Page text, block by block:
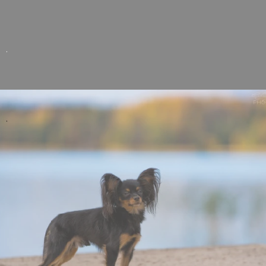
Klubovou
výstavu
Klubového
posuzovala
Speciální
výstavu
paní Ing.
Naděžda
všech
změnách z
.
.